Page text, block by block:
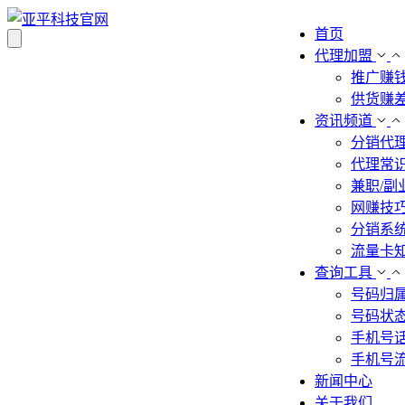
首页
代理加盟
推广赚
供货赚
资讯频道
分销代
代理常
兼职/副
网赚技
分销系
流量卡
查询工具
号码归
号码状
手机号
手机号
新闻中心